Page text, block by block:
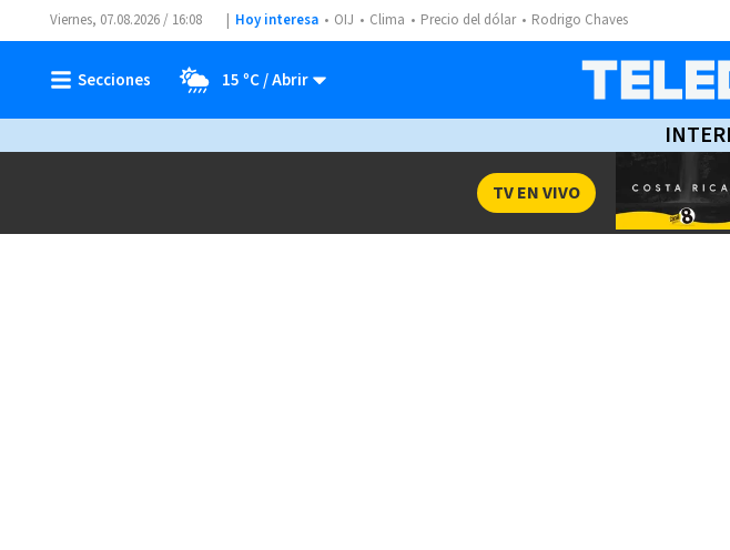
Viernes, 07.08.2026 / 16:08 Hoy interesa OIJ Clima Precio del dólar Rodrigo Chaves
15 ºC
TV EN VIVO